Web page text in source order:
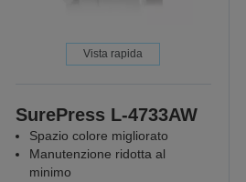
Vista rapida
SurePress L-4733AW
Spazio colore migliorato
Manutenzione ridotta al
minimo